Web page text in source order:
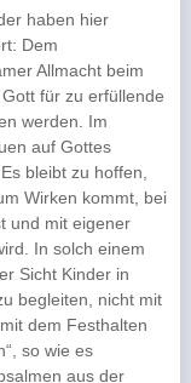
haben hier
Dem
Allmacht beim
für zu erfüllende
werden. Im
auf Gottes
bleibt zu hoffen,
Wirken kommt, bei
und mit eigener
In solch einem
Sicht Kinder in
begleiten, nicht mit
dem Festhalten
so wie es
aus der